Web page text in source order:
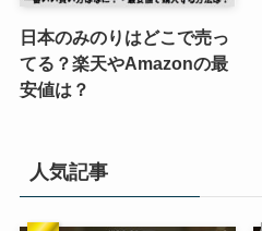
日本のみのりはどこで売っ
てる？楽天やAmazonの最
安値は？
人気記事